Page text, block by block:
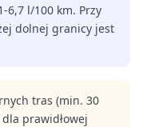
6,7 l/100 km. Przy
dolnej granicy jest
tras (min. 30
prawidłowej